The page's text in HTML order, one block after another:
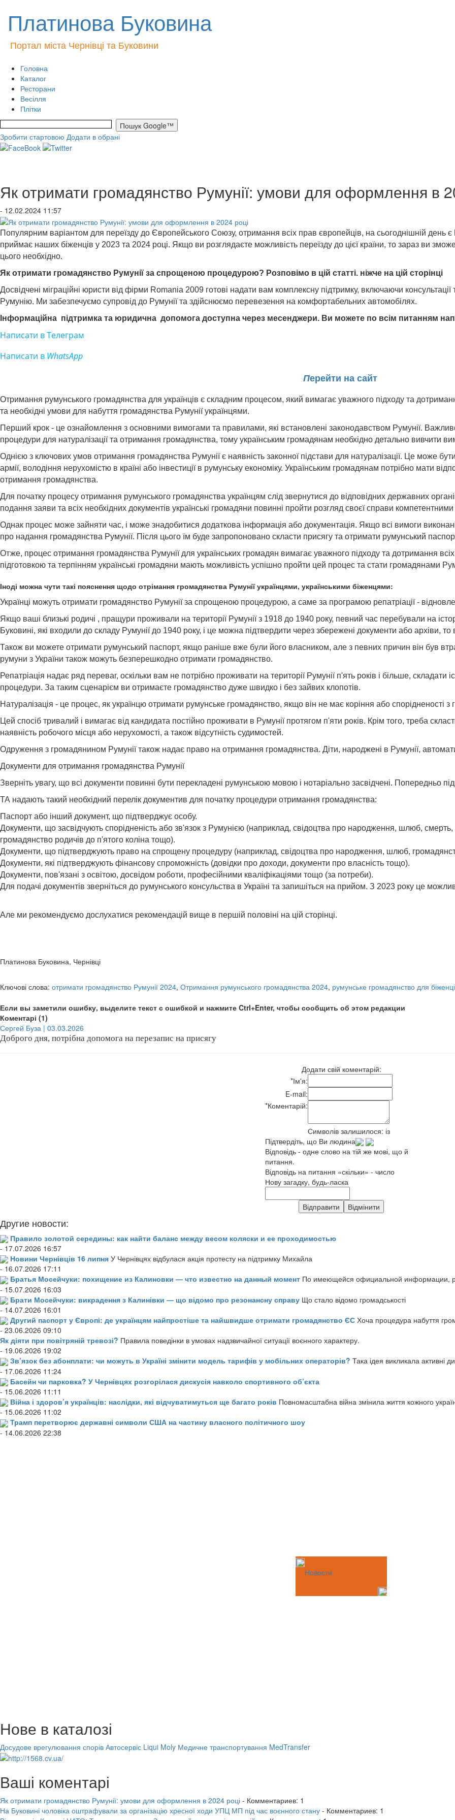
Платинова Буковина
Портал міста Чернівці та Буковини
Головна
Каталог
Ресторани
Весілля
Плітки
Зробити стартовою Додати в обрані
Як отримати громадянство Румунії: умови для оформлення в
- 12.02.2024 11:57
Популярним варіантом для переїзду до Європейського Союзу, отримання всіх прав європейців, на сьогоднішній день
приймає наших біженців у 2023 та 2024 році. Якщо ви розглядаєте можливість переїзду до цієї країни, то зараз ви
цього необхідно.
Як отримати громадянство Румунії за спрощеною процедурою? Розповімо в цій статті. ніжче на цій сторінці
Досвідчені міграційні юристи від фірми Romania 2009 готові надати вам комплексну підтримку, включаючи
Румунію. Ми забезпечуємо супровід до Румунії та здійснюємо перевезення на комфортабельних автомобілях.
Інформаційна підтримка та юридична допомога доступна через месенджери. Ви можете по всім питанням
Написати в Телеграм
Написати в WhatsApp
Перейти на сайт
Отримання румунського громадянства для українців є складним процесом, який вимагає уважного підходу та
та необхідні умови для набуття громадянства Румунії українцями.
Перший крок - це ознайомлення з основними вимогами та правилами, які встановлені законодавством Румунії.
процедури для натуралізації та отримання громадянства, тому українським громадянам необхідно детально вивчити
Однією з ключових умов отримання громадянства Румунії є наявність законної підстави для натуралізації. Це може
армії, володіння нерухомістю в країні або інвестиції в румунську економіку. Українським громадянам потрібно мати
отримання громадянства.
Для початку процесу отримання румунського громадянства українцям слід звернутися до відповідних державних
подання заяви та всіх необхідних документів українські громадяни повинні пройти розгляд своєї справи
Однак процес може зайняти час, і може знадобитися додаткова інформація або документація. Якщо всі вимоги
про надання громадянства Румунії. Після цього їм буде запропоновано скласти присягу та отримати румунський
Отже, процес отримання громадянства Румунії для українських громадян вимагає уважного підходу та дотримання
підготовкою та терпінням українські громадяни мають можливість успішно пройти цей процес та стати громадянами
Іноді можна чути такі пояснення щодо отрімання громадянства Румунії українцями, українськими біженцями:
Українці можуть отримати громадянство Румунії за спрощеною процедурою, а саме за програмою репатріації -
Якщо ваші близькі родичі , пращури проживали на території Румунії з 1918 до 1940 року, певний час перебували на
Буковині, які входили до складу Румунії до 1940 року, і це можна підтвердити через збережені документи або архіви,
Також ви можете отримати румунський паспорт, якщо раніше вже були його власником, але з певних причин він був
румуни з України також можуть безперешкодно отримати громадянство.
Репатріація надає ряд переваг, оскільки вам не потрібно проживати на території Румунії п'ять років і більше,
процедури. За таким сценарієм ви отримаєте громадянство дуже швидко і без зайвих клопотів.
Натуралізація - це процес, як українцю отримати румунське громадянство, якщо він не має коріння або спорідненості
Цей спосіб тривалий і вимагає від кандидата постійно проживати в Румунії протягом п'яти років. Крім того, треба
наявність робочого місця або нерухомості, а також відсутність судимостей.
Одруження з громадянином Румунії також надає право на отримання громадянства. Діти, народжені в Румунії,
Документи для отримання громадянства Румунії
Зверніть увагу, що всі документи повинні бути перекладені румунською мовою і нотаріально засвідчені. Попередньо
ТА надають такий необхідний перелік документив для початку процедури отримання громадянства:
Паспорт або інший документ, що підтверджує особу.
Документи, що засвідчують спорідненість або зв'язок з Румунією (наприклад, свідоцтва про народження, шлюб, смерть,
громадянство родичів до п'ятого коліна тощо).
Документи, що підтверджують право на спрощену процедуру (наприклад, свідоцтва про народження, шлюб,
Документи, які підтверджують фінансову спроможність (довідки про доходи, документи про власність тощо).
Документи, пов'язані з освітою, досвідом роботи, професійними кваліфікаціями тощо (за потреби).
Для подачі документів зверніться до румунського консульства в Україні та запишіться на прийом. З 2023 року це
Але ми рекомендуємо дослухатися рекомендацій вище в першій половіні на цій сторінці.
Платинова Буковина, Чернівці
Ключові слова: отримати громадянство Румунії 2024, Отримання румунського громадянства 2024, румунське громадянство для
Если вы заметили ошибку, выделите текст с ошибкой и нажмите Ctrl+Enter, чтобы сообщить об этом редакции
Коментарі (1)
Сергей Буза | 03.03.2026
Доброго дня, потрібна допомога на перезапис на присягу
Додати свій коментарій:
*Ім'я:
E-mail:
*Коментарій:
Символів залишилося: із
Підтвердіть, що Ви людина
Відповідь - одне слово на тій же мові, що й
питання.
Відповідь на питання «скільки» - число
Нову загадку, будь-ласка
Другие новости:
Правило золотой середины: как найти баланс между весом коляски и ее проходимостью
- 17.07.2026 16:57
Новини Чернівців 16 липня У Чернівцях відбулася акція протесту на підтримку Михайла
- 16.07.2026 17:11
Братья Мосейчуки: похищение из Калиновки — что известно на данный момент По имеющейся официальной информации,
- 15.07.2026 16:03
Брати Мосейчуки: викрадення з Калинівки — що відомо про резонансну справу Що стало відомо громадськості
- 14.07.2026 16:01
Другий паспорт у Європі: де українцям найпростіше та найшвидше отримати громадянство ЄС Хоча процедура набуття
- 23.06.2026 09:10
Як діяти при повітряній тревозі? Правила поведінки в умовах надзвичайної ситуації воєнного характеру.
- 19.06.2026 19:02
Зв’язок без абонплати: чи можуть в Україні змінити модель тарифів у мобільних операторів? Така ідея викликала активні
- 17.06.2026 11:24
Басейн чи парковка? У Чернівцях розгорілася дискусія навколо спортивного об’єкта
- 15.06.2026 11:11
Війна і здоров’я українців: наслідки, які відчуватимуться ще багато років Повномасштабна війна змінила життя кожного
- 15.06.2026 11:02
Трамп перетворює державні символи США на частину власного політичного шоу
- 14.06.2026 22:38
Новости
Нове в каталозі
Досудове врегулювання спорів Автосервіс Liqui Moly Медичне транспортування MedTransfer
Ваші коментарі
Як отримати громадянство Румунії: умови для оформлення в 2024 році - Комментариев: 1
На Буковині чоловіка оштрафували за організацію хресної ходи УПЦ МП під час воєнного стану - Комментариев: 1